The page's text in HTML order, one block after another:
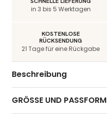
in 3 bis 5 Werktagen
KOSTENLOSE
RÜCKSENDUNG
21 Tage für eine Rückgabe
Beschreibung
GRÖSSE UND PASSFORM